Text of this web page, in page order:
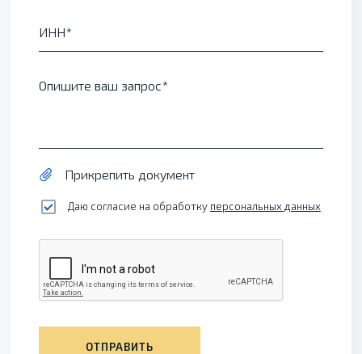
ИНН
Опишите ваш запрос
Прикрепить документ
Даю согласие на обработку персональных данных
ОТПРАВИТЬ